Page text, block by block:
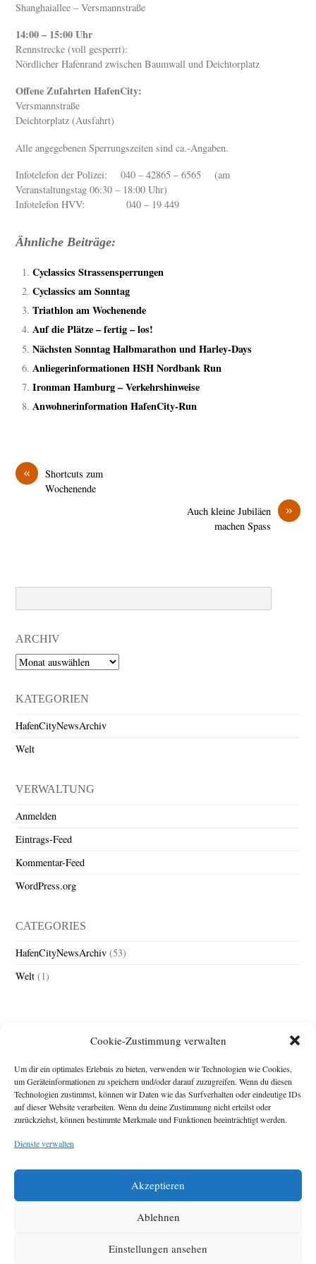
Cookie-Zustimmung verwalten
Um dir ein optimales Erlebnis zu bieten, verwenden wir Technologien wie Cookies,
um Geräteinformationen zu speichern und/oder darauf zuzugreifen. Wenn du diesen
Technologien zustimmst, können wir Daten wie das Surfverhalten oder eindeutige IDs
auf dieser Website verarbeiten. Wenn du deine Zustimmung nicht erteilst oder
zurückziehst, können bestimmte Merkmale und Funktionen beeinträchtigt werden.
Dienste verwalten
Akzeptieren
Ablehnen
Einstellungen ansehen
Shanghaiallee – Versmannstraße
14:00 – 15:00 Uhr
Rennstrecke (voll gesperrt):
Nördlicher Hafenrand zwischen Baumwall und Deichtorplatz
Offene Zufahrten HafenCity:
Versmannstraße
Deichtorplatz (Ausfahrt)
Alle angegebenen Sperrungszeiten sind ca.-Angaben.
Infotelefon der Polizei: 040 – 42865 – 6565 (am
Veranstaltungstag 06:30 – 18:00 Uhr)
Infotelefon HVV: 040 – 19 449
Ähnliche Beiträge:
Cyclassics Strassensperrungen
Cyclassics am Sonntag
Triathlon am Wochenende
Auf die Plätze – fertig – los!
Nächsten Sonntag Halbmarathon und Harley-Days
Anliegerinformationen HSH Nordbank Run
Ironman Hamburg – Verkehrshinweise
Anwohnerinformation HafenCity-Run
«
Shortcuts zum
Wochenende
»
Auch kleine Jubiläen
machen Spass
ARCHIV
Archiv
KATEGORIEN
HafenCityNewsArchiv
Welt
VERWALTUNG
Anmelden
Eintrags-Feed
Kommentar-Feed
WordPress.org
CATEGORIES
HafenCityNewsArchiv (53)
Welt (1)
Impressum
Michael Baden,
Diese Webseite stellt
zehn Jahre der